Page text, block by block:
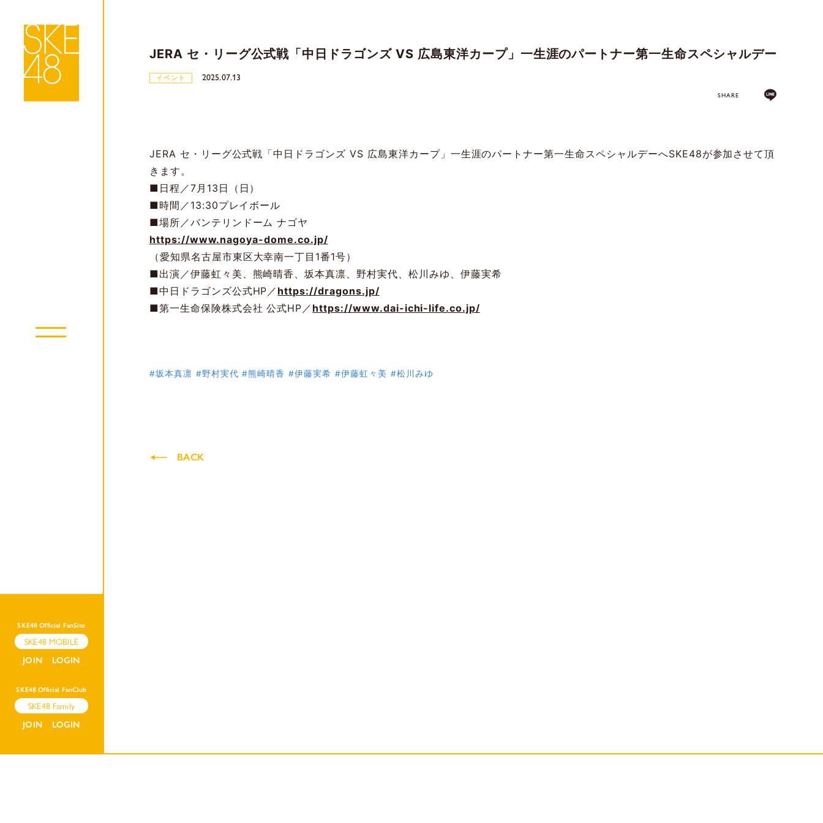
SKE48 Official FanSite
SKE48 MOBILE
JOIN LOGIN
SKE48 Official FanClub
SKE48 Family
JOIN LOGIN
JERA セ・リーグ公式戦「中日ドラゴンズ VS 広島東洋カープ」一生涯のパートナー第一生命スペシャルデー
イベント 2025.07.13
SHARE
JERA セ・リーグ公式戦「中日ドラゴンズ VS 広島東洋カープ」一生涯のパートナー第一生命スペシャルデーへSKE48が参加させて頂
きます。
■日程／7月13日（日）
■時間／13:30プレイボール
■場所／バンテリンドーム ナゴヤ
https://www.nagoya-dome.co.jp/
（愛知県名古屋市東区大幸南一丁目1番1号）
■出演／伊藤虹々美、熊崎晴香、坂本真凛、野村実代、松川みゆ、伊藤実希
■中日ドラゴンズ公式HP／ https://dragons.jp/
■第一生命保険株式会社 公式HP／ https://www.dai-ichi-life.co.jp/
#坂本真凛 #野村実代 #熊崎晴香 #伊藤実希 #伊藤虹々美 #松川みゆ
BACK